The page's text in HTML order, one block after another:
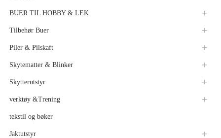
BUER TIL HOBBY & LEK
Tilbehør Buer
Piler & Pilskaft
Skytematter & Blinker
Skytterutstyr
verktøy &Trening
tekstil og bøker
Jaktutstyr